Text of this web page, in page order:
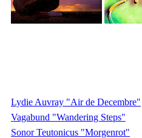
Lydie Auvray "Air de Decembre"
Vagabund "Wandering Steps"
Sonor Teutonicus "Morgenrot"